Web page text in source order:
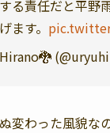
る責任だと平野
ます。
変わった風貌な